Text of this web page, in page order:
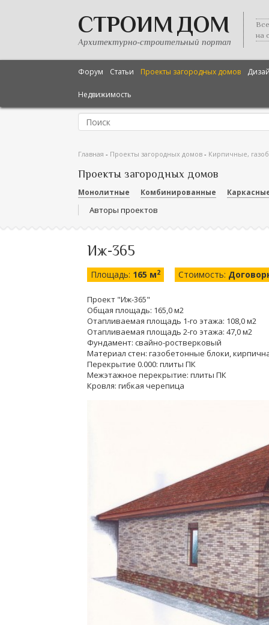
СТРОИМ ДОМ
Архитектурно-строительный портал
на
Форум Статьи Проекты загородных домов
Недвижимость
Главная - Проекты загородных домов - Кирпичные,
Проекты загородных домов
Монолитные Комбинированные
Авторы проектов
Иж-365
Площадь: 165 м2 Стоимость:
Проект "Иж-365"
Общая площадь: 165,0 м2
Отапливаемая площадь 1-го этажа: 108,0 м2
Отапливаемая площадь 2-го этажа: 47,0 м2
Фундамент: свайно-ростверковый
Материал стен: газобетонные блоки,
Перекрытие 0.000: плиты ПК
Межэтажное перекрытие: плиты ПК
Кровля: гибкая черепица